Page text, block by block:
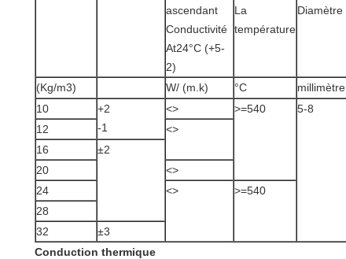
ascendant
Conductivité
At24°C (+5-
2)
La
température
Diamètre
(Kg/m3) W/ (m.k) °C millimètre
10
+2
-1
<> >=540 5-8
12
<>
16
±2
20
<>
24
<> >=540
28
32
±3
Conduction thermique